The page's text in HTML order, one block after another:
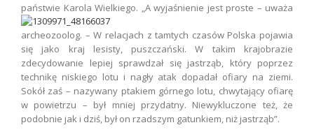
państwie Karola Wielkiego. „A wyjaśnienie jest proste – uważa
archeozoolog. – W relacjach z tamtych czasów Polska pojawia
się jako kraj lesisty, puszczański. W takim krajobrazie
zdecydowanie lepiej sprawdzał się jastrząb, który poprzez
technikę niskiego lotu i nagły atak dopadał ofiary na ziemi.
Sokół zaś – nazywany ptakiem górnego lotu, chwytający ofiarę
w powietrzu – był mniej przydatny. Niewykluczone też, że
podobnie jak i dziś, był on rzadszym gatunkiem, niż jastrząb”.